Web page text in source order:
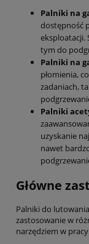
Palniki na
dostępność
eksploatacji.
tym do
Palniki na
płomienia,
zadaniach,
Palniki
uzyskanie
nawet
Główne
Palniki do
zastosowanie w
narzędziem w